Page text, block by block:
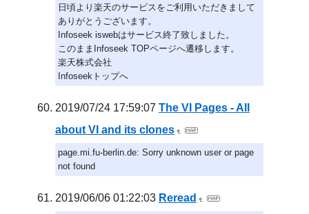
日頃より楽天のサービスをご利用いただきまして
ありがとうございます。
Infoseek iswebはサービス終了致しました。
このままInfoseek TOPページへ遷移します。
楽天株式会社
Infoseekトップへ
2019/07/24 17:59:07 The VI Pages - All
about VI and its clones
page.mi.fu-berlin.de: Sorry unknown user or page
not found
2019/06/06 01:22:03 Reread